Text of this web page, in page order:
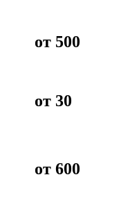
от 500
от 30
от 600